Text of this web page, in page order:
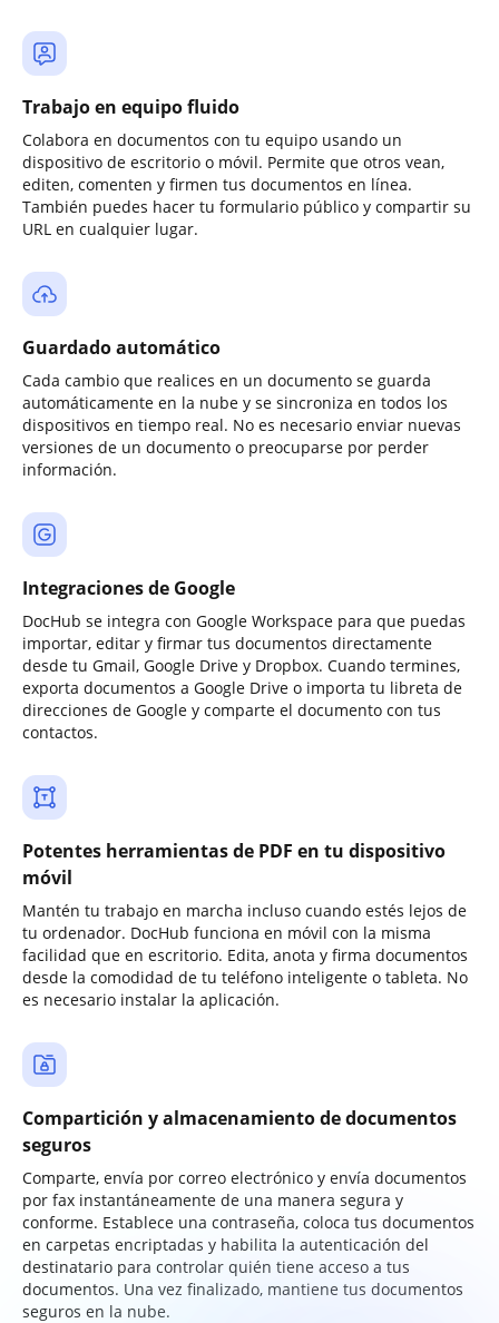
Trabajo en equipo fluido
Colabora en documentos con tu equipo usando un
dispositivo de escritorio o móvil. Permite que otros vean,
editen, comenten y firmen tus documentos en línea.
También puedes hacer tu formulario público y compartir su
URL en cualquier lugar.
Guardado automático
Cada cambio que realices en un documento se guarda
automáticamente en la nube y se sincroniza en todos los
dispositivos en tiempo real. No es necesario enviar nuevas
versiones de un documento o preocuparse por perder
información.
Integraciones de Google
DocHub se integra con Google Workspace para que puedas
importar, editar y firmar tus documentos directamente
desde tu Gmail, Google Drive y Dropbox. Cuando termines,
exporta documentos a Google Drive o importa tu libreta de
direcciones de Google y comparte el documento con tus
contactos.
Potentes herramientas de PDF en tu dispositivo
móvil
Mantén tu trabajo en marcha incluso cuando estés lejos de
tu ordenador. DocHub funciona en móvil con la misma
facilidad que en escritorio. Edita, anota y firma documentos
desde la comodidad de tu teléfono inteligente o tableta. No
es necesario instalar la aplicación.
Compartición y almacenamiento de documentos
seguros
Comparte, envía por correo electrónico y envía documentos
por fax instantáneamente de una manera segura y
conforme. Establece una contraseña, coloca tus documentos
en carpetas encriptadas y habilita la autenticación del
destinatario para controlar quién tiene acceso a tus
documentos. Una vez finalizado, mantiene tus documentos
seguros en la nube.